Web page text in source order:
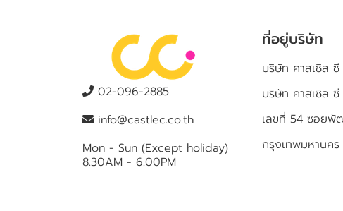
02-096-2885
info@castlec.co.th
Mon - Sun (Except holiday)
8.30AM - 6.00PM
ที่อยู่บริษัท
บริษัท คาสเซิล ซี
บริษัท คาสเซิล
เลขที่ 54 ซอยพั
กรุงเทพมหานค